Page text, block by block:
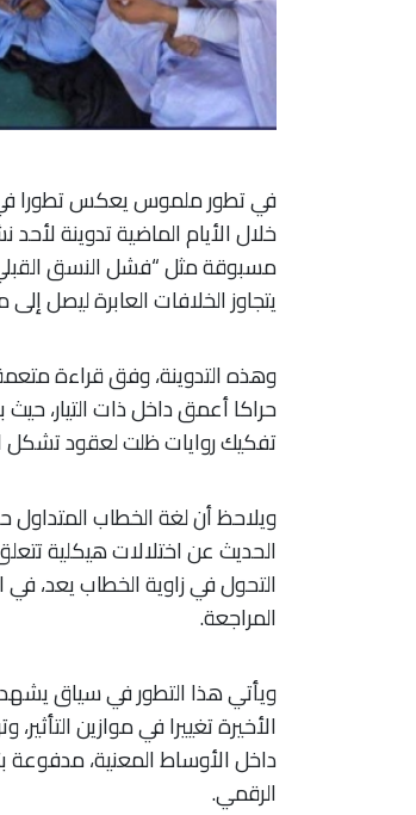
في تطور ملموس يعكس تطورا في
خلال الأيام الماضية تدوينة
مسبوقة مثل “فشل النسق
يتجاوز الخلافات العابرة ليصل
وهذه التدوينة، وفق قراءة
حراكا أعمق داخل ذات التيار،
تفكيك روايات ظلت لعقود تشكل
ويلاحظ أن لغة الخطاب المتداول
الحديث عن اختلالات هيكلية
التحول في زاوية الخطاب يعد، في
المراجعة.
ويأتي هذا التطور في سياق
الأخيرة تغييرا في موازين
داخل الأوساط المعنية، مدفوعة
الرقمي.